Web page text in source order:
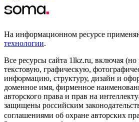
На информационном ресурсе
технологии.
Все ресурсы сайта 1lkz.ru, включая (но
текстовую, графическую,
информацию, структуру, дизайн и
доменное имя, фирменное
авторского права и прав на
защищены российским
соглашениями об охране авторских